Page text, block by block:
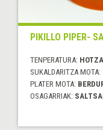
PIKILLO PIPER-
TENPERATURA: HOTZA
SUKALDARITZA MOTA:
PLATER MOTA:
OSAGARRIAK: